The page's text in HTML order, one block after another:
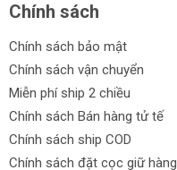
Chính sách
Chính sách bảo mật
Chính sách vận chuyển
Miễn phí ship 2 chiều
Chính sách Bán hàng tử tế
Chính sách ship COD
Chính sách đặt cọc giữ hàng